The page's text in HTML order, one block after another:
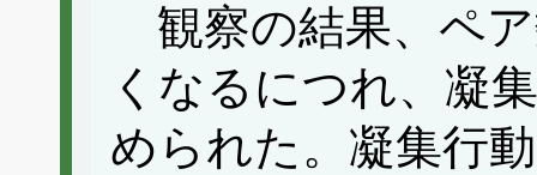
観察の結果、ペ
くなるにつれ、凝
められた。凝集行